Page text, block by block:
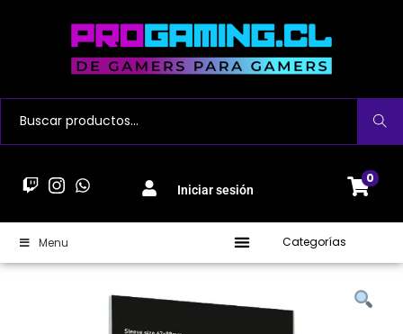
Buscar
Iniciar sesión
0
Menu Categorías